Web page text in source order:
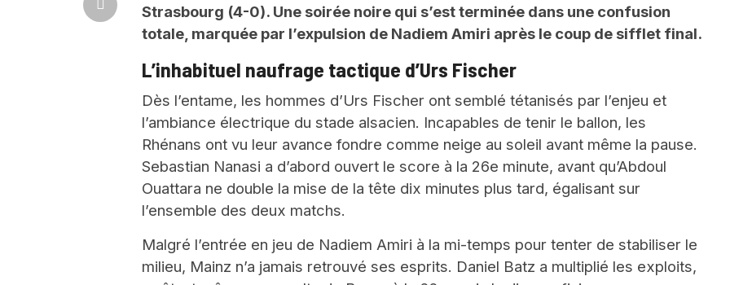
Strasbourg (4-0). Une soirée noire qui s’est terminée dans une confusion
totale, marquée par l’expulsion de Nadiem Amiri après le coup de sifflet final.
L’inhabituel naufrage tactique d’Urs Fischer
Dès l’entame, les hommes d’Urs Fischer ont semblé tétanisés par l’enjeu et
l’ambiance électrique du stade alsacien. Incapables de tenir le ballon, les
Rhénans ont vu leur avance fondre comme neige au soleil avant même la pause.
Sebastian Nanasi a d’abord ouvert le score à la 26e minute, avant qu’Abdoul
Ouattara ne double la mise de la tête dix minutes plus tard, égalisant sur
l’ensemble des deux matchs.
Malgré l’entrée en jeu de Nadiem Amiri à la mi-temps pour tenter de stabiliser le
milieu, Mainz n’a jamais retrouvé ses esprits. Daniel Batz a multiplié les exploits,